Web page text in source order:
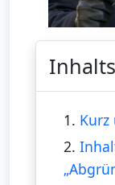
1. Kurz
2.